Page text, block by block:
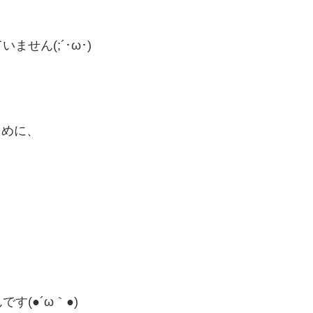
ません(;´･ω･)
に、
す(●´ω｀●)